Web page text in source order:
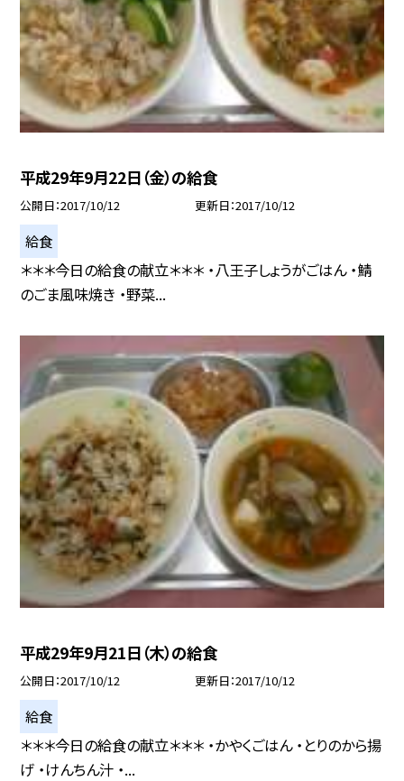
平成29年9月22日（金）の給食
公開日 2017/10/12 更新日 2017/10/12
給食
＊＊＊今日の給食の献立＊＊＊ ・八王子しょうがごはん ・鯖
のごま風味焼き ・野菜...
平成29年9月21日（木）の給食
公開日 2017/10/12 更新日 2017/10/12
給食
＊＊＊今日の給食の献立＊＊＊ ・かやくごはん ・とりのから揚
げ ・けんちん汁 ・...